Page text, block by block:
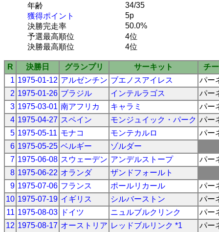
年齢
34/35
獲得ポイント
5p
決勝完走率
50.0%
予選最高順位
4位
決勝最高順位
4位
R 決勝日 グランプリ サーキット
チ
1 1975-01-12 アルゼンチン ブエノスアイレス
パー
2 1975-01-26 ブラジル インテルラゴス
パー
3 1975-03-01 南アフリカ キャラミ
パー
4 1975-04-27 スペイン モンジュイック・パーク パー
5 1975-05-11 モナコ モンテカルロ
パー
6 1975-05-25 ベルギー
ゾルダー
7 1975-06-08 スウェーデン アンデルストープ
パー
8 1975-06-22 オランダ
ザンドフォールト
9 1975-07-06 フランス ポールリカール
パー
10 1975-07-19 イギリス シルバーストン
パー
11 1975-08-03 ドイツ ニュルブルクリンク
パー
12 1975-08-17 オーストリア レッドブルリンク *1 パー